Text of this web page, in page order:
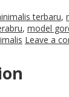
terbaru,
, model
Leave a